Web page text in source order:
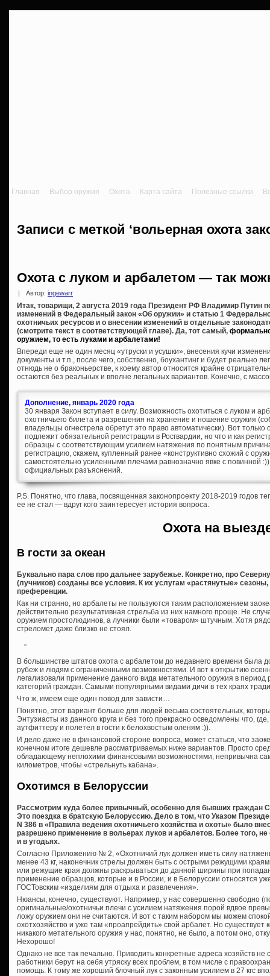
Главная Выбор оружия Охота Карта сайта Полезные ссылки
Записи с меткой ‘вольерная охота
Охота с луком и арбалетом — так
Автор: ingewarr
Итак, товарищи, 2 августа 2019 года Президент РФ Владимир
изменений в Федеральный закон «Об оружии» и статью 1
охотничьих ресурсов и о внесении изменений в отдельные
(смотрите текст в соответствующей главе). Да, тот самый,
оружием, то есть луками и арбалетами!
Впереди еще не один месяц «утруски и усушки», внесения кучи
документы и т.п., после чего, собственно, боухантинг и будет реально
отнюдь не о браконьерстве, к коему автор относится крайне
остаются без реальных и вполне легальных вариантов. Конечно, с
Дополнение, январь 2020 года
30 января Закон вступает в силу. Возможность охотиться с луком и
охотничьего билета и разрешения на хранение и ношение оружия
владельцы огнестрела обретут это право автоматически). Вот
подлежит обязательной регистрации в Росгвардии, но что и как
образцы с соответствующим усилием натяжения по понятным
регистрацию, скажем, купленный ранее «конструктивно схожий с
самостоятельно усиленными плечами равнозначно явке с повинной
официальных разъяснений.
P.S. Понятно, что глава, посвященная законопроекту 2018-2019 годов
ее не стал — вдруг кого заинтересует история вопроса.
Охота на
В гости за океан
Буквально пара слов про дальнее зарубежье. Конкретно, про
(лучников) созданы все условия. К их услугам «растянутые»
преференции.
Как ни странно, но арбалеты не пользуются таким расположением
действительно результативная стрельба из них намного проще. Не
оружием простолюдинов, а лучники были «товаром» штучным. Хотя
стреломет даже близко не стоял.
В большинстве штатов охота с арбалетом до недавнего времени была
рубеж и людям с ограниченными возможностями. И вот к открытию
легализовали применение данного вида метательного оружия в
категорий граждан. Самыми популярными видами дичи в тех краях
Что ж, имеем еще один повод для зависти…
Понятно, этот вариант больше для людей весьма состоятельных,
Энтузиасты из данного круга и без того прекрасно осведомлены что,
аутфиттеру и полетел в гости к белохвостым оленям :)).
И дело даже не в финансовой стороне вопроса, может статься, что
конечном итоге дешевле рассматриваемых ниже вариантов. Просто
обладающему неплохими финансовыми возможностями, непривычна
километров, чтобы «стрельнуть кабана».
Охотимся в Белоруссии
Рассмотрим куда более привычный, особенно для бывших граждан
Это поездка в братскую Белоруссию. Дело в том, что Указом
N 386 в «Правила ведения охотничьего хозяйства и охоты» было
разрешено применение в вольерах луков и арбалетов. Более того,
и в угодьях.
Согласно Приложению № 2, «Охотничий лук должен иметь силу
менее 43 кг, наконечник стрелы должен быть с острыми режущими
или режущие края должны раскрываться до данной ширины при
применение образцов, которые и в России, и в Белоруссии относятся
ГОСТовским «изделиям для отдыха и развлечения».
Нюансы, конечно, существуют. Например, у нас совершенно свободно
оригинальные/охотничьи плечи с усилием натяжения порой вдвое
ложу оружием они не считаются. И вот с таким набором мы можем
охотхозяйство и уже там «проапрейдить» свой арбалет. Но
никакого метательного оружия у нас, понятно, не было, а потом оно,
Нехорошо!
Однако не все так печально. Приводить конкретные адреса хозяйств не
работники берут на себя утряску всех проблем, в том числе с
помощь. К тому же хороший блочный лук с законным усилием в 27 кгс